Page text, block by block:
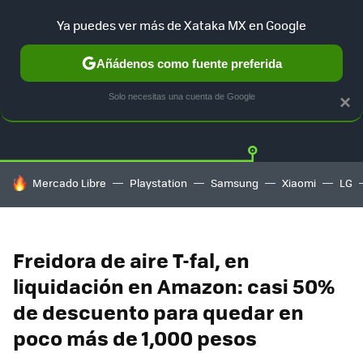
GUÍA DE COMPRAS MERCADO LIBRE
HOY SE HABLA DE
Mercado Libre Playstation Samsung Xiaomi LG
Freidora de aire T-fal, en
liquidación en Amazon: casi 50%
de descuento para quedar en
poco más de 1,000 pesos
×
Ya puedes ver más de Xataka MX en Google
Añádenos como fuente preferida
Solo necesitas una cuenta de Google